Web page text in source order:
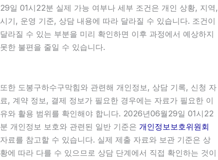
29일 01시22분 실제 가능 여부나 세부 조건은 개인 상황, 지역,
시기, 운영 기준, 상담 내용에 따라 달라질 수 있습니다. 조건이
달라질 수 있는 부분을 미리 확인하면 이후 과정에서 예상하지
못한 불편을 줄일 수 있습니다.
또한 도봉구하수구막힘와 관련해 개인정보, 상담 기록, 신청 자
료, 계약 정보, 결제 정보가 필요한 경우에는 자료가 필요한 이
유와 활용 범위를 확인해야 합니다. 2026년06월29일 01시22
분 개인정보 보호와 관련된 일반 기준은 개인정보보호위원회
자료를 참고할 수 있습니다. 실제 제출 자료와 보관 기준은 상
황에 따라 다를 수 있으므로 상담 단계에서 직접 확인하는 것이